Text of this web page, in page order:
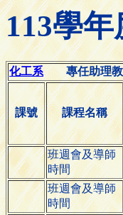
113學
化工系專任助理
課號 課程名稱
班週會及導師
時間
班週會及導師
時間